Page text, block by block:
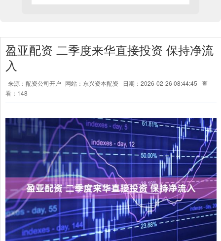
盈亚配资 二季度来华直接投资 保持净流
入
来源：配资公司开户 网站：东兴资本配资 日期：2026-02-26 08:44:45 查
看：148